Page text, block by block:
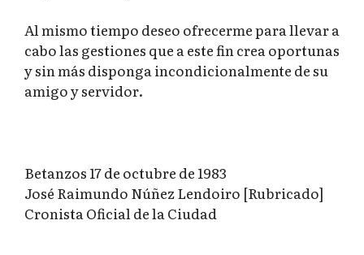
Al mismo tiempo deseo ofrecerme para llevar a
cabo las gestiones que a este fin crea oportunas
y sin más disponga incondicionalmente de su
amigo y servidor.
Betanzos 17 de octubre de 1983
José Raimundo Núñez Lendoiro [Rubricado]
Cronista Oficial de la Ciudad